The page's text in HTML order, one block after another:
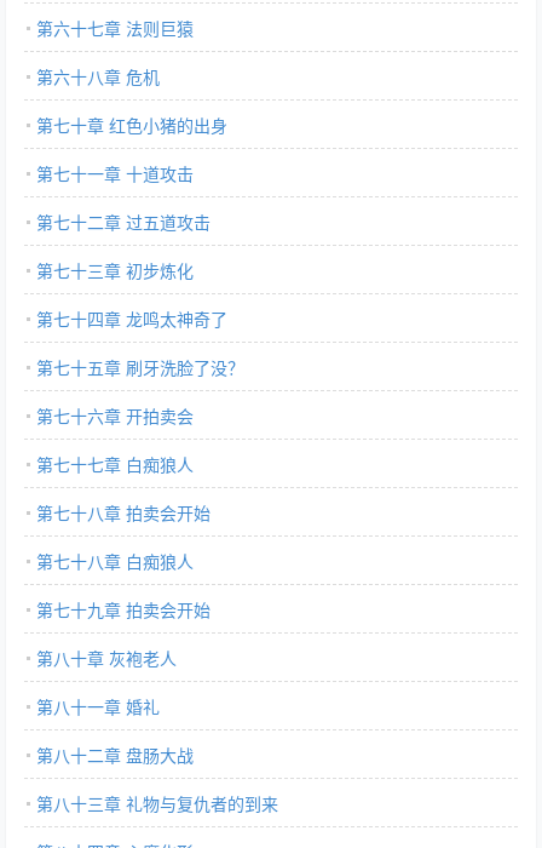
第六十七章 法则巨猿
第六十八章 危机
第七十章 红色小猪的出身
第七十一章 十道攻击
第七十二章 过五道攻击
第七十三章 初步炼化
第七十四章 龙鸣太神奇了
第七十五章 刷牙洗脸了没？
第七十六章 开拍卖会
第七十七章 白痴狼人
第七十八章 拍卖会开始
第七十八章 白痴狼人
第七十九章 拍卖会开始
第八十章 灰袍老人
第八十一章 婚礼
第八十二章 盘肠大战
第八十三章 礼物与复仇者的到来